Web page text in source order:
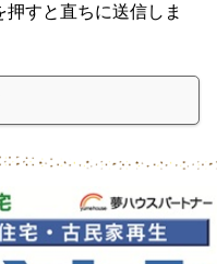
すと直ちに送信しま